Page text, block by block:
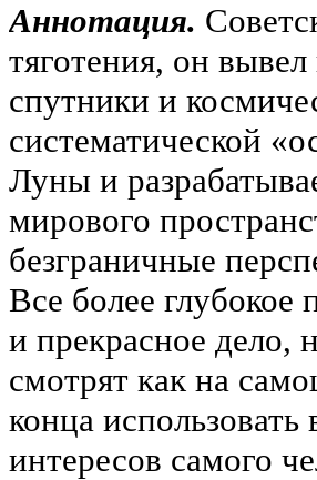
Аннотация.
тяготения, он
спутники и
систематической
Луны и
мирового
безграничные
Все более глубокое
и прекрасное дело,
смотрят как на
конца
интересов самого